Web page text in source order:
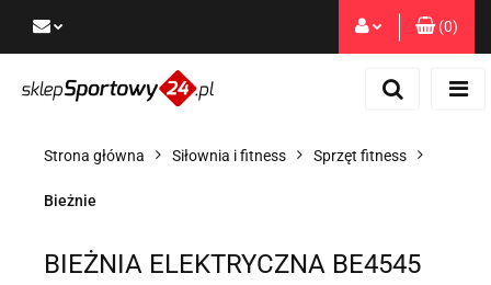
Dodaj zgłoszenie
(0)
Strona główna Siłownia i fitness Sprzęt fitness
Bieżnie
BIEŻNIA ELEKTRYCZNA BE4545